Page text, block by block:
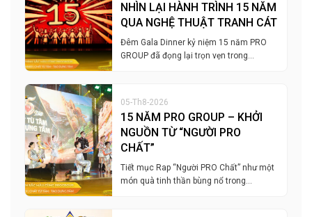
NHÌN LẠI HÀNH TRÌNH 15 NĂM
QUA NGHỆ THUẬT TRANH CÁT
Đêm Gala Dinner kỷ niệm 15 năm PRO
GROUP đã đọng lại trọn vẹn trong…
05-Th8-2026
15 NĂM PRO GROUP – KHỞI
NGUỒN TỪ “NGƯỜI PRO
CHẤT”
Tiết mục Rap “Người PRO Chất” như một
món quà tinh thần bùng nổ trong…